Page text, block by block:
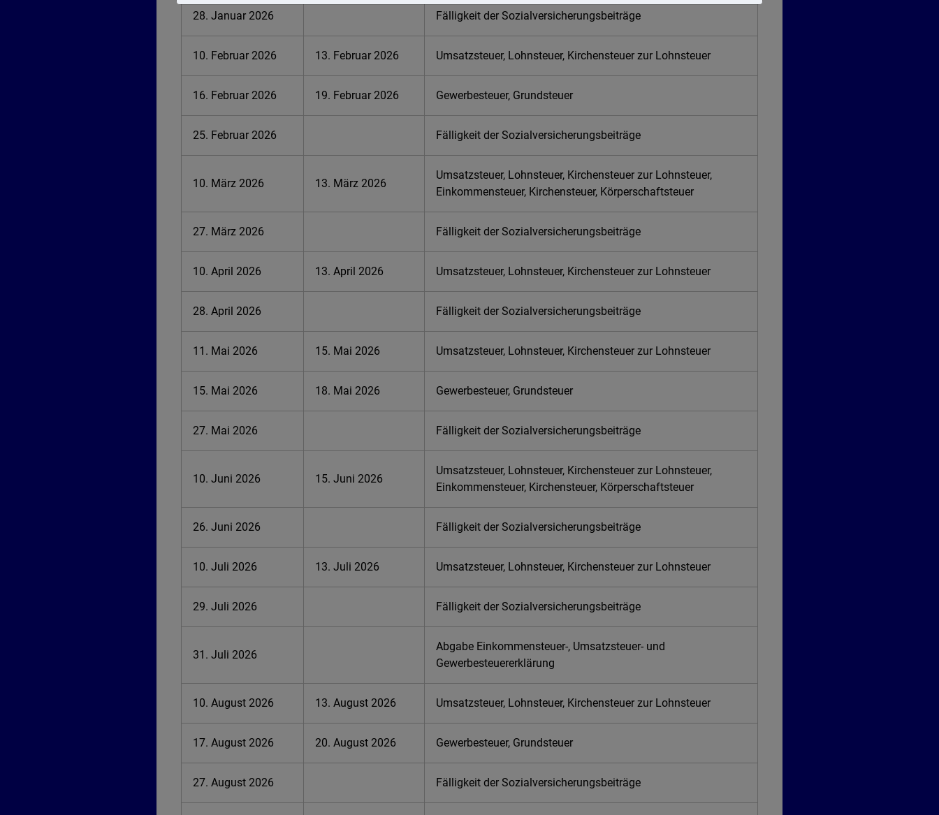
28. Januar 2026 Fälligkeit der Sozialversicherungsbeiträge
10. Februar 2026 13. Februar 2026 Umsatzsteuer, Lohnsteuer, Kirchensteuer zur Lohnsteuer
16. Februar 2026 19. Februar 2026 Gewerbesteuer, Grundsteuer
25. Februar 2026 Fälligkeit der Sozialversicherungsbeiträge
10. März 2026 13. März 2026
Umsatzsteuer, Lohnsteuer, Kirchensteuer zur Lohnsteuer,
Einkommensteuer, Kirchensteuer, Körperschaftsteuer
27. März 2026 Fälligkeit der Sozialversicherungsbeiträge
10. April 2026 13. April 2026 Umsatzsteuer, Lohnsteuer, Kirchensteuer zur Lohnsteuer
28. April 2026 Fälligkeit der Sozialversicherungsbeiträge
11. Mai 2026 15. Mai 2026 Umsatzsteuer, Lohnsteuer, Kirchensteuer zur Lohnsteuer
15. Mai 2026 18. Mai 2026 Gewerbesteuer, Grundsteuer
27. Mai 2026 Fälligkeit der Sozialversicherungsbeiträge
10. Juni 2026 15. Juni 2026
Umsatzsteuer, Lohnsteuer, Kirchensteuer zur Lohnsteuer,
Einkommensteuer, Kirchensteuer, Körperschaftsteuer
26. Juni 2026 Fälligkeit der Sozialversicherungsbeiträge
10. Juli 2026 13. Juli 2026 Umsatzsteuer, Lohnsteuer, Kirchensteuer zur Lohnsteuer
29. Juli 2026 Fälligkeit der Sozialversicherungsbeiträge
31. Juli 2026
Abgabe Einkommensteuer-, Umsatzsteuer- und
Gewerbesteuererklärung
10. August 2026 13. August 2026 Umsatzsteuer, Lohnsteuer, Kirchensteuer zur Lohnsteuer
17. August 2026 20. August 2026 Gewerbesteuer, Grundsteuer
27. August 2026 Fälligkeit der Sozialversicherungsbeiträge